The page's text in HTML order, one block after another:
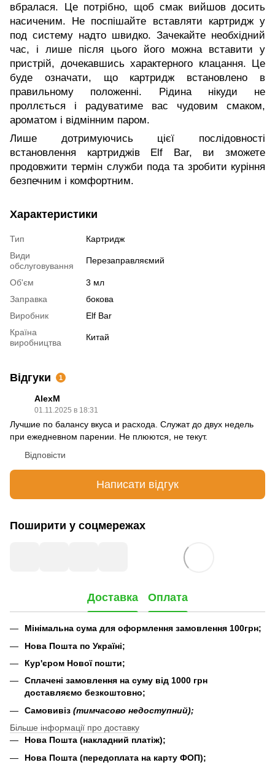
вбралася. Це потрібно, щоб смак вийшов досить
насиченим. Не поспішайте вставляти картридж у
под систему надто швидко. Зачекайте необхідний
час, і лише після цього його можна вставити у
пристрій, дочекавшись характерного клацання. Це
буде означати, що картридж встановлено в
правильному положенні. Рідина нікуди не
проллється і радуватиме вас чудовим смаком,
ароматом і відмінним паром.
Лише дотримуючись цієї послідовності
встановлення картриджів Elf Bar, ви зможете
продовжити термін служби пода та зробити куріння
безпечним і комфортним.
Характеристики
Тип
Картридж
Види
обслуговування
Перезаправляємий
Об'єм
3 мл
Заправка
бокова
Виробник
Elf Bar
Країна
виробництва
Китай
Відгуки 1
AlexM
01.11.2025 в 18:31
Лучшие по балансу вкуса и расхода. Служат до двух недель
при ежедневном парении. Не плюются, не текут.
Відповісти
Написати відгук
Поширити у соцмережах
Доставка Оплата
Мінімальна сума для оформлення замовлення 100грн;
Нова Пошта по Україні;
Кур'єром Нової пошти;
Сплачені замовлення на суму від 1000 грн
доставляємо безкоштовно;
Самовивіз (тимчасово недоступний);
Більше інформації про доставку
Нова Пошта (накладний платіж);
Нова Пошта (передоплата на карту ФОП);